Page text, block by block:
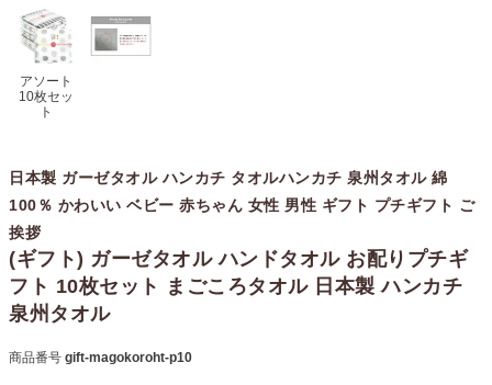
アソート
10枚セッ
ト
日本製 ガーゼタオル ハンカチ タオルハンカチ 泉州タオル 綿
100％ かわいい ベビー 赤ちゃん 女性 男性 ギフト プチギフト ご
挨拶
(ギフト) ガーゼタオル ハンドタオル お配りプチギ
フト 10枚セット まごころタオル 日本製 ハンカチ
泉州タオル
商品番号 gift-magokoroht-p10